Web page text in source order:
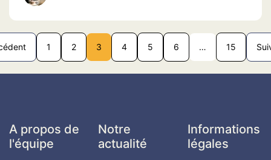
1 2 3 4 5 6 … 15
A propos de
l'équipe
Notre
actualité
Informations
légales